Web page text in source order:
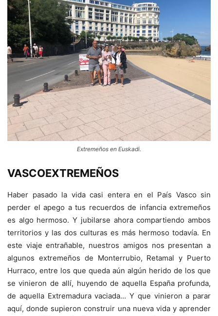
Extremeños en Euskadi.
VASCOEXTREMEÑOS
Haber pasado la vida casi entera en el País Vasco sin
perder el apego a tus recuerdos de infancia extremeños
es algo hermoso. Y jubilarse ahora compartiendo ambos
territorios y las dos culturas es más hermoso todavía. En
este viaje entrañable, nuestros amigos nos presentan a
algunos extremeños de Monterrubio, Retamal y Puerto
Hurraco, entre los que queda aún algún herido de los que
se vinieron de allí, huyendo de aquella España profunda,
de aquella Extremadura vaciada… Y que vinieron a parar
aquí, donde supieron construir una nueva vida y aprender